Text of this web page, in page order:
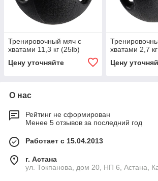
Тренировочный мяч с
хватами 11,3 кг (25lb)
Цену уточняйте
хватами 2,7
Цену
О нас
Рейтинг не сформирован
Менее 5 отзывов за последний год
Работает с 15.04.2013
г. Астана
ул. Токпанова, дом 20, НП 6, Астана,